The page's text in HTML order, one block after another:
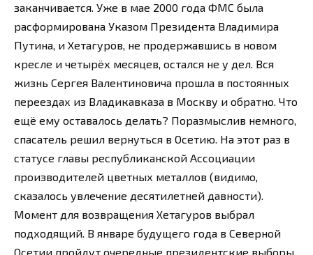
заканчивается. Уже в мае 2000 года ФМС была
расформирована Указом Президента Владимира
Путина, и Хетагуров, не продержавшись в новом
кресле и четырёх месяцев, остался не у дел. Вся
жизнь Сергея Валентиновича прошла в постоянных
переездах из Владикавказа в Москву и обратно. Что
ещё ему оставалось делать? Поразмыслив немного,
спасатель решил вернуться в Осетию. На этот раз в
статусе главы республиканской Ассоциации
производителей цветных металлов (видимо,
сказалось увлечение десятилетней давности).
Момент для возвращения Хетагуров выбрал
подходящий. В январе будущего года в Северной
Осетии пройдут очередные президентские выборы.